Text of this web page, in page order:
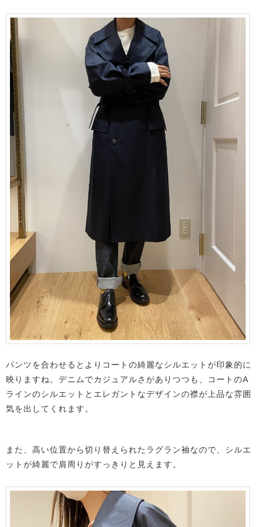
パンツを合わせるとよりコートの綺麗なシルエットが印象的に
映りますね。デニムでカジュアルさがありつつも、コートのA
ラインのシルエットとエレガントなデザインの襟が上品な雰囲
気を出してくれます。
また、高い位置から切り替えられたラグラン袖なので、シルエ
ットが綺麗で肩周りがすっきりと見えます。